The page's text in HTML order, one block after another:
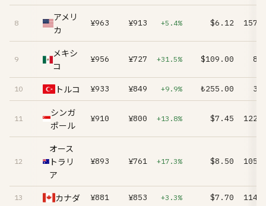
8
アメリ
カ
¥963 ¥913 +5.4% $6.12
9
メキシ
コ
¥956 ¥727 +31.5% $109.00
10 トルコ ¥933 ¥849 +9.9% ₺255.00
11
シンガ
ポール
¥910 ¥800 +13.8% $7.45
12
オース
トラリ
ア
¥893 ¥761 +17.3% $8.50
13 カナダ ¥881 ¥853 +3.3% $7.70